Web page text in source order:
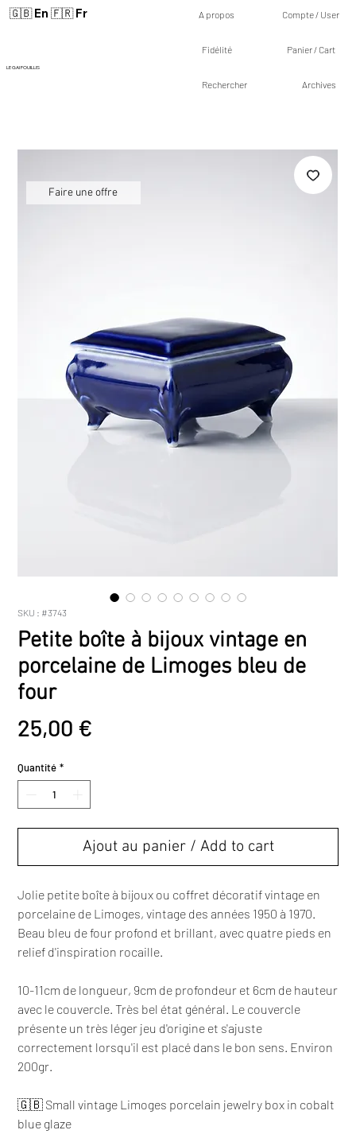
🇬🇧 En 🇫🇷 Fr
LE GAI FOUILLIS
A propos Compte / User
Fidélité Panier / Cart
Rechercher Archives
SKU : #3743
Petite boîte à bijoux vintage en
porcelaine de Limoges bleu de
four
25,00 €
Quantité *
Ajout au panier / Add to cart
Jolie petite boîte à bijoux ou coffret décoratif vintage en
porcelaine de Limoges, vintage des années 1950 à 1970.
Beau bleu de four profond et brillant, avec quatre pieds en
relief d'inspiration rocaille.
10-11cm de longueur, 9cm de profondeur et 6cm de hauteur
avec le couvercle. Très bel état général. Le couvercle
présente un très léger jeu d'origine et s'ajuste
correctement lorsqu'il est placé dans le bon sens. Environ
200gr.
🇬🇧 Small vintage Limoges porcelain jewelry box in cobalt
blue glaze
Faire une offre